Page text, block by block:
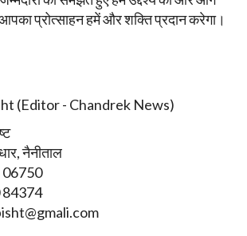
प्रोत्साहन हमें और शक्ति प्रदान करेगा।
नैनीताल
06750
84374